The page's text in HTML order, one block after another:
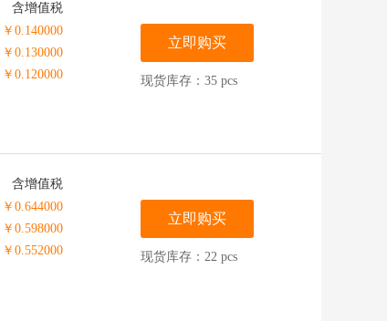
含增值税
￥0.140000
￥0.130000
￥0.120000
立即购买
现货库存：35 pcs
含增值税
￥0.644000
￥0.598000
￥0.552000
立即购买
现货库存：22 pcs